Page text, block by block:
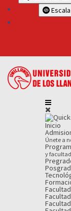
Inicio
Únete a
y